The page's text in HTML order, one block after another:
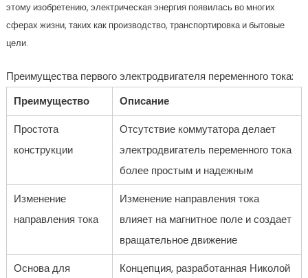
этому изобретению, электрическая энергия появилась во многих
сферах жизни, таких как производство, транспортировка и бытовые
цели.
Преимущества первого электродвигателя переменного тока:
Преимущество
Описание
Простота
конструкции
Отсутствие коммутатора делает
электродвигатель переменного тока
более простым и надежным
Изменение
направления тока
Изменение направления тока
влияет на магнитное поле и создает
вращательное движение
Основа для
Концепция, разработанная Николой